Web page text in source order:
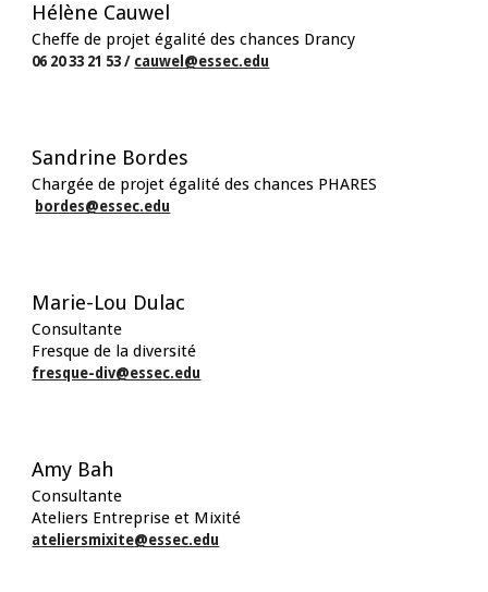
Hélène Cauwel
Cheffe de projet égalité des chances Drancy
06 20 33 21 53 / cauwel@essec.edu
Sandrine Bordes
Chargée de projet égalité des chances PHARES
bordes@essec.edu
Marie-Lou Dulac
Consultante
Fresque de la diversité
fresque-div@essec.edu
Amy Bah
Consultante
Ateliers Entreprise et Mixité
ateliersmixite@essec.edu